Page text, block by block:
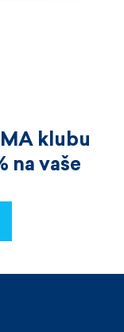
klubu
na vaše